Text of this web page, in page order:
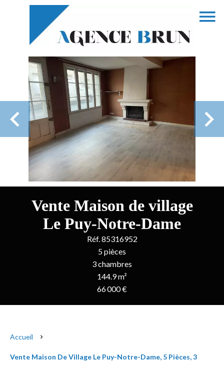
Vente Maison de village
Le Puy-Notre-Dame
Réf. 85316952
5 pièces
3 chambres
144.9 m²
66 000 €
Accueil
Vente Maison De Village Le Puy-Notre-Dame, 5 Pièces, 3